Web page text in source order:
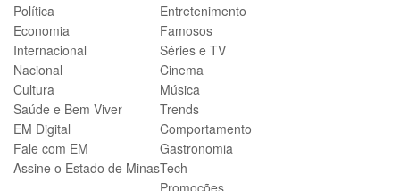
Política
Economia
Internacional
Nacional
Cultura
Saúde e Bem Viver
EM Digital
Fale com EM
Assine o Estado de Minas
Entretenimento
Famosos
Séries e TV
Cinema
Música
Trends
Comportamento
Gastronomia
Tech
Promoções